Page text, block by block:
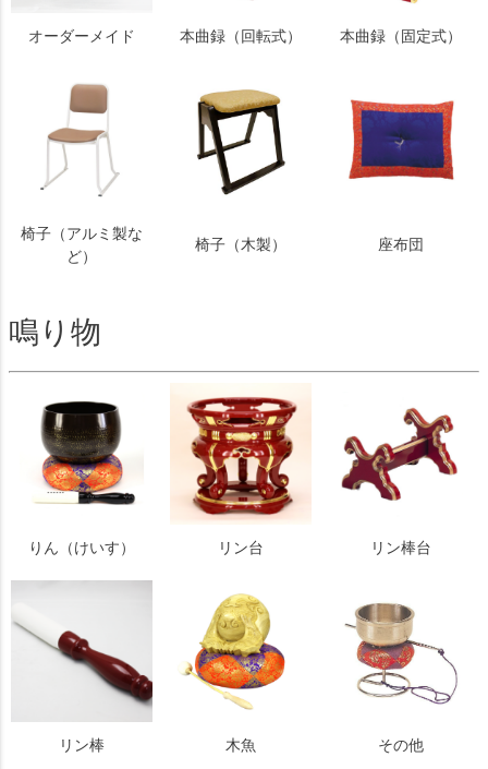
オーダーメイド 本曲録（回転式） 本曲録（固定式）
椅子（アルミ製な
ど）
椅子（木製） 座布団
鳴り物
りん（けいす） リン台 リン棒台
リン棒 木魚 その他